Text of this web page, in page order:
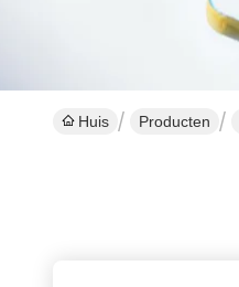
Huis Producten